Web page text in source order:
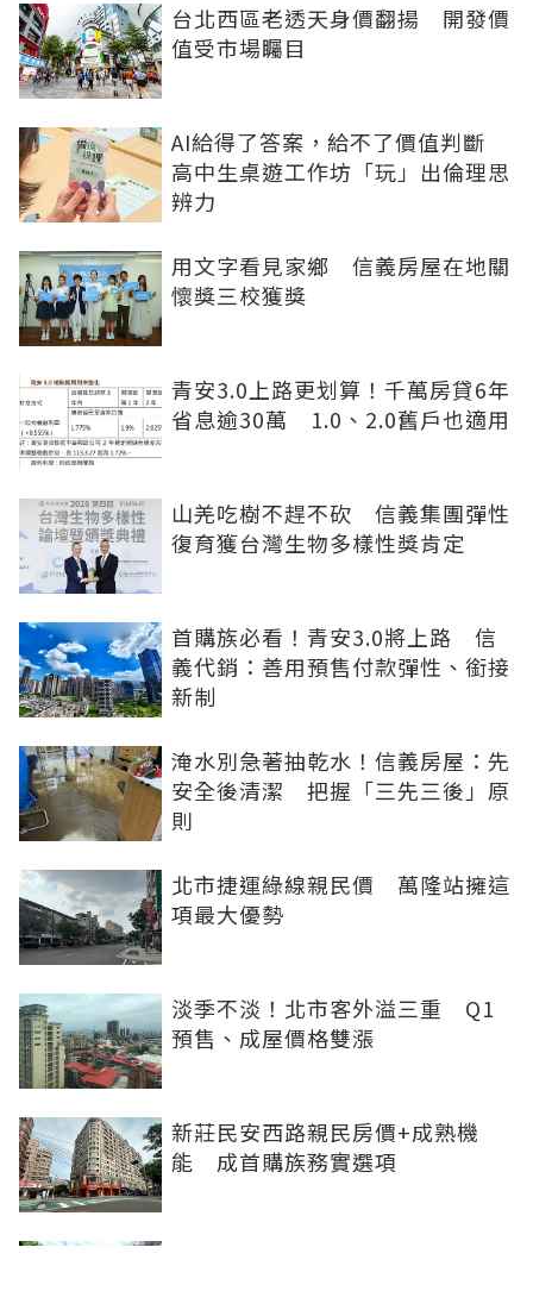
台北西區老透天身價翻揚 開發價
值受市場矚目
AI給得了答案，給不了價值判斷
高中生桌遊工作坊「玩」出倫理思
辨力
用文字看見家鄉 信義房屋在地關
懷獎三校獲獎
青安3.0上路更划算！千萬房貸6年
省息逾30萬 1.0、2.0舊戶也適用
山羌吃樹不趕不砍 信義集團彈性
復育獲台灣生物多樣性獎肯定
首購族必看！青安3.0將上路 信
義代銷：善用預售付款彈性、銜接
新制
淹水別急著抽乾水！信義房屋：先
安全後清潔 把握「三先三後」原
則
北市捷運綠線親民價 萬隆站擁這
項最大優勢
淡季不淡！北市客外溢三重 Q1
預售、成屋價格雙漲
新莊民安西路親民房價+成熟機
能 成首購族務實選項